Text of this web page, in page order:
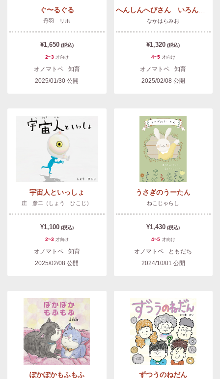
ぐ〜るぐる
丹羽 リホ
¥1,650 (税込)
2~3 才向け
オノマトペ
知育
2025/01/30 公開
へんしんへびさん いろんなかたち
なかはらみお
¥1,320 (税込)
4~5 才向け
オノマトペ
知育
2025/02/08 公開
宇宙人といっしょ
庄 彦二（しょう ひこじ）
¥1,100 (税込)
2~3 才向け
オノマトペ
知育
2025/02/08 公開
うさぎのうーたん
ねこじゃらし
¥1,430 (税込)
4~5 才向け
オノマトペ
ともだち
2024/10/01 公開
ぽかぽかもふもふ ずつうのねだん